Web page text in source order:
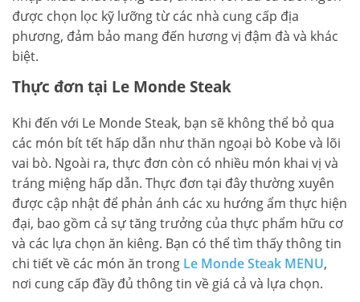
được chọn lọc kỹ lưỡng từ các nhà cung cấp địa
phương, đảm bảo mang đến hương vị đậm đà và khác
biệt.
Thực đơn tại Le Monde Steak
Khi đến với Le Monde Steak, bạn sẽ không thể bỏ qua
các món bít tết hấp dẫn như thăn ngoại bò Kobe và lõi
vai bò. Ngoài ra, thực đơn còn có nhiều món khai vị và
tráng miệng hấp dẫn. Thực đơn tại đây thường xuyên
được cập nhật để phản ánh các xu hướng ẩm thực hiện
đại, bao gồm cả sự tăng trưởng của thực phẩm hữu cơ
và các lựa chọn ăn kiêng. Bạn có thể tìm thấy thông tin
chi tiết về các món ăn trong Le Monde Steak MENU,
nơi cung cấp đầy đủ thông tin về giá cả và lựa chọn.